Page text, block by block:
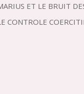
ET LE BRUIT
CONTROLE